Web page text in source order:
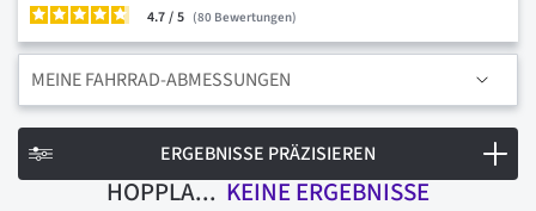
4.7/ 80 Bewertungen
HOPPLA...KEINE ERGEBNISSE
MEINE FAHRRAD-ABMESSUNGEN
ERGEBNISSE PRÄZISIEREN